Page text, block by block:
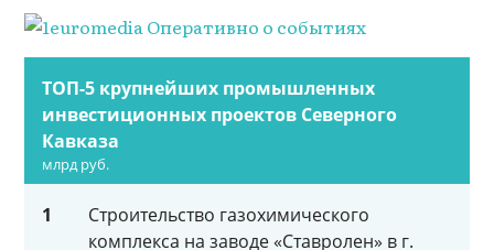
ТОП-5 крупнейших промышленных
инвестиционных проектов Северного
Кавказа
млрд руб.
1
Строительство газохимического
комплекса на заводе «Ставролен» в г.